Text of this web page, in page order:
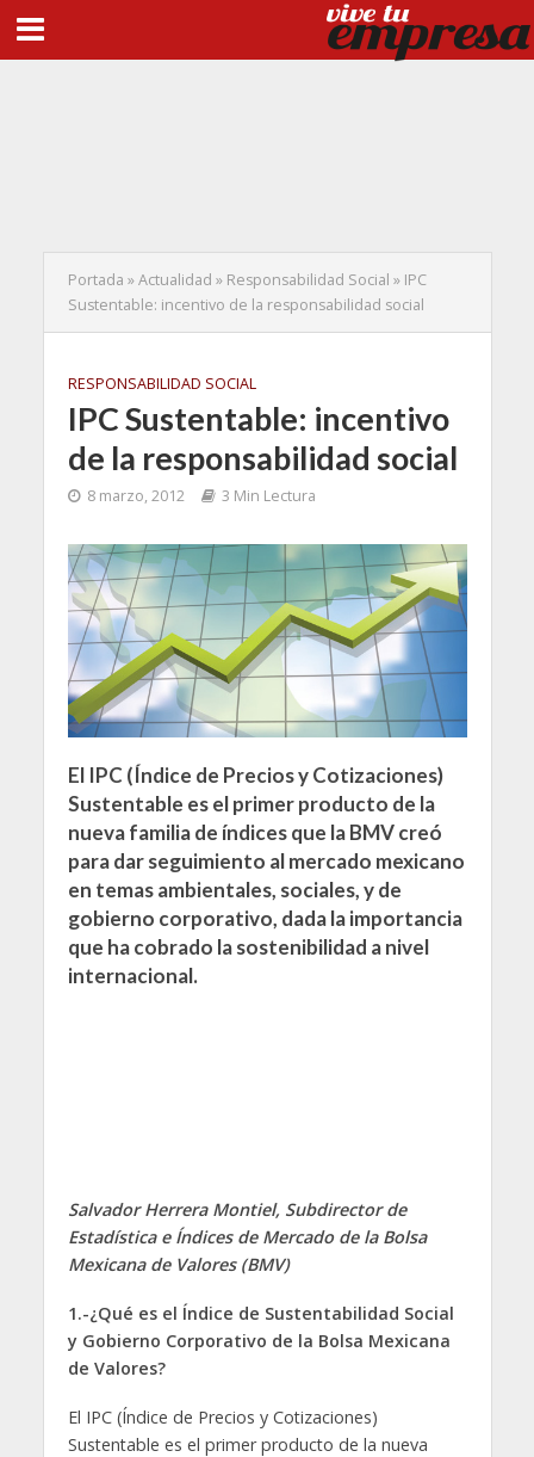
Portada »Actualidad » Responsabilidad Social » IPC
Sustentable: incentivo de la responsabilidad social
RESPONSABILIDAD SOCIAL
IPC Sustentable: incentivo
de la responsabilidad social
8 marzo, 2012 3 Min Lectura
El IPC (Índice de Precios y Cotizaciones)
Sustentable es el primer producto de la
nueva familia de índices que la BMV creó
para dar seguimiento al mercado mexicano
en temas ambientales, sociales, y de
gobierno corporativo, dada la importancia
que ha cobrado la sostenibilidad a nivel
internacional.
Salvador Herrera Montiel, Subdirector de
Estadística e Índices de Mercado de la Bolsa
Mexicana de Valores (BMV)
1.-¿Qué es el Índice de Sustentabilidad Social
y Gobierno Corporativo de la Bolsa Mexicana
de Valores?
El IPC (Índice de Precios y Cotizaciones)
Sustentable es el primer producto de la nueva